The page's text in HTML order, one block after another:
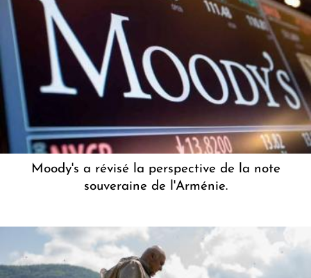
Moody's a révisé la perspective de la note
souveraine de l'Arménie.